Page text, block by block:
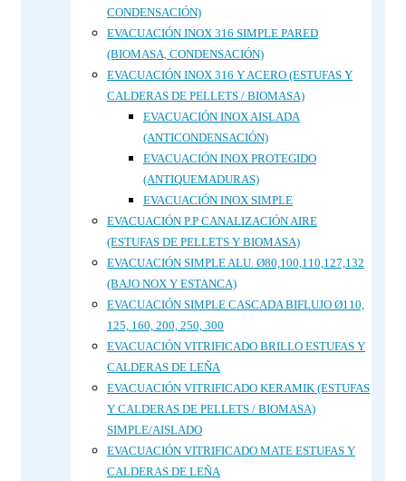
CONDENSACIÓN)
EVACUACIÓN INOX 316 SIMPLE PARED
(BIOMASA, CONDENSACIÓN)
EVACUACIÓN INOX 316 Y ACERO (ESTUFAS Y
CALDERAS DE PELLETS / BIOMASA)
EVACUACIÓN INOX AISLADA
(ANTICONDENSACIÓN)
EVACUACIÓN INOX PROTEGIDO
(ANTIQUEMADURAS)
EVACUACIÓN INOX SIMPLE
EVACUACIÓN P.P CANALIZACIÓN AIRE
(ESTUFAS DE PELLETS Y BIOMASA)
EVACUACIÓN SIMPLE ALU. Ø80,100,110,127,132
(BAJO NOX Y ESTANCA)
EVACUACIÓN SIMPLE CASCADA BIFLUJO Ø110,
125, 160, 200, 250, 300
EVACUACIÓN VITRIFICADO BRILLO ESTUFAS Y
CALDERAS DE LEÑA
EVACUACIÓN VITRIFICADO KERAMIK (ESTUFAS
Y CALDERAS DE PELLETS / BIOMASA)
SIMPLE/AISLADO
EVACUACIÓN VITRIFICADO MATE ESTUFAS Y
CALDERAS DE LEÑA